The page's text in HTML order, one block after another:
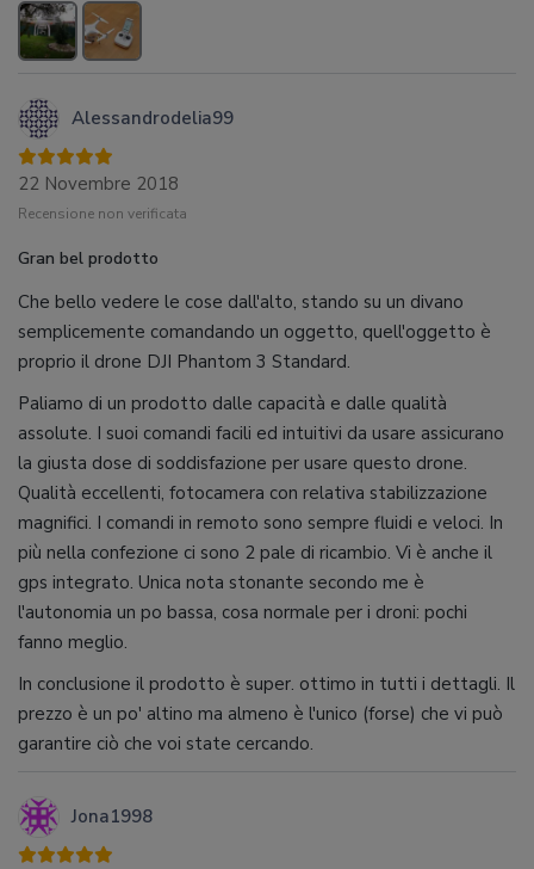
Alessandrodelia99
22 Novembre 2018
Recensione non verificata
Gran bel prodotto
Che bello vedere le cose dall'alto, stando su un divano
semplicemente comandando un oggetto, quell'oggetto è
proprio il drone DJI Phantom 3 Standard.
Paliamo di un prodotto dalle capacità e dalle qualità
assolute. I suoi comandi facili ed intuitivi da usare assicurano
la giusta dose di soddisfazione per usare questo drone.
Qualità eccellenti, fotocamera con relativa stabilizzazione
magnifici. I comandi in remoto sono sempre fluidi e veloci. In
più nella confezione ci sono 2 pale di ricambio. Vi è anche il
gps integrato. Unica nota stonante secondo me è
l'autonomia un po bassa, cosa normale per i droni: pochi
fanno meglio.
In conclusione il prodotto è super. ottimo in tutti i dettagli. Il
prezzo è un po' altino ma almeno è l'unico (forse) che vi può
garantire ciò che voi state cercando.
Jona1998